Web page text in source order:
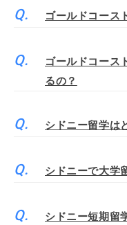
ゴールドコース
ゴールドコース
るの？
シドニー留学は
シドニーで大学
シドニー短期留